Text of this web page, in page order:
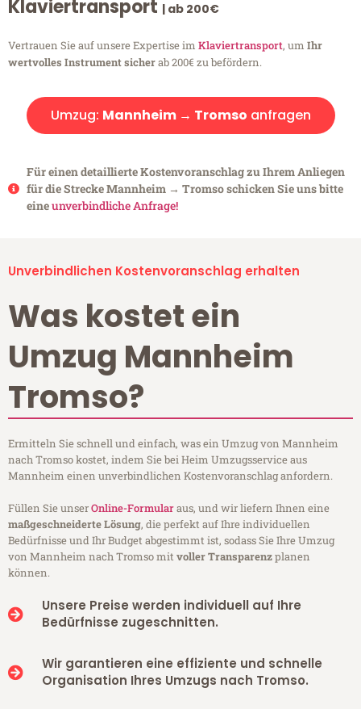
Klaviertransport | ab 200€
Vertrauen Sie auf unsere Expertise im Klaviertransport, um Ihr
wertvolles Instrument sicherab 200€ zu befördern.
Umzug: Mannheim → Tromso anfragen
Für einen detaillierte Kostenvoranschlag zu Ihrem Anliegen
für die Strecke Mannheim → Tromso schicken Sie uns bitte
eineunverbindliche Anfrage!
Unverbindlichen Kostenvoranschlag erhalten
Was kostet ein
Umzug Mannheim
Tromso?
Ermitteln Sie schnell und einfach, was ein Umzug von Mannheim
nach Tromso kostet, indem Sie bei Heim Umzugsservice aus
Mannheim einen unverbindlichen Kostenvoranschlag anfordern.
Füllen Sie unserOnline-Formularaus, und wir liefern Ihnen eine
maßgeschneiderte Lösung, die perfekt auf Ihre individuellen
Bedürfnisse und Ihr Budget abgestimmt ist, sodass Sie Ihre Umzug
von Mannheim nach Tromso mitvoller Transparenzplanen
können.
Unsere Preise werden individuell auf Ihre
Bedürfnisse zugeschnitten.
Wir garantieren eine effiziente und schnelle
Organisation Ihres Umzugs nach Tromso.